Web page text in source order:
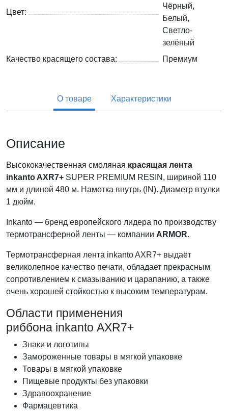
Цвет:
Чёрный,
Белый,
Светло-
зелёный
Качество красящего состава:
Премиум
О товаре Характеристики
Описание
Высококачественная смоляная красящая лента
inkanto AXR7+ SUPER PREMIUM RESIN, шириной 110
мм и длиной 480 м. Намотка внутрь (IN). Диаметр втулки
1 дюйм.
Inkanto — бренд европейского лидера по производству
термотрансферной ленты — компании ARMOR.
Термотрансферная лента inkanto AXR7+ выдаёт
великолепное качество печати, обладает прекрасным
сопротивлением к смазыванию и царапанию, а также
очень хорошей стойкостью к высоким температурам.
Области применения
риббона inkanto AXR7+
Знаки и логотипы
Замороженные товары в мягкой упаковке
Товары в мягкой упаковке
Пищевые продукты без упаковки
Здравоохранение
Фармацевтика